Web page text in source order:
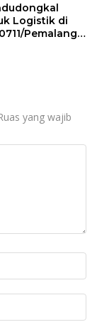
Logistik di
Pemalang
yang wajib